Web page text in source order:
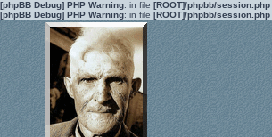
[phpBB Debug] PHP Warning: in file [ROOT]/phpbb/session.php
[phpBB Debug] PHP Warning: in file [ROOT]/phpbb/session.php